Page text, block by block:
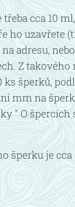
cca 10
ho uzavřete
adresu,
Z
ks šperků,
mm na
" O špercích
šperku je